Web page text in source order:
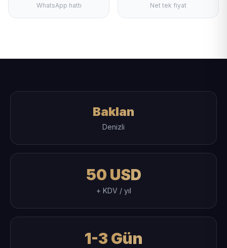
WhatsApp hattı
Net tek fiyat
Baklan
Denizli
50 USD
+ KDV / yıl
1-3 Gün